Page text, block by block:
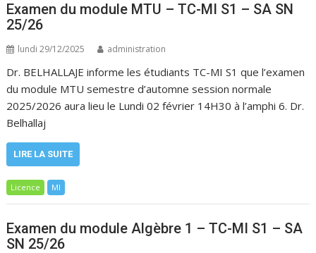
Examen du module MTU – TC-MI S1 – SA SN
25/26
lundi 29/12/2025 administration
Dr. BELHALLAJE informe les étudiants TC-MI S1 que l’examen
du module MTU semestre d’automne session normale
2025/2026 aura lieu le Lundi 02 février 14H30 à l’amphi 6. Dr.
Belhallaj
LIRE LA SUITE
Licence MI
Examen du module Algèbre 1 – TC-MI S1 – SA
SN 25/26